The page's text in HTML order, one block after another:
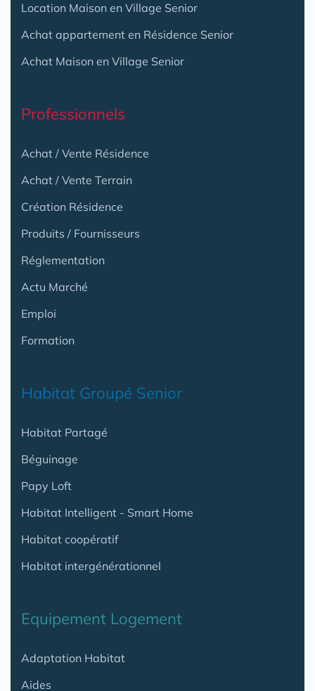
Location Maison en Village Senior
Achat appartement en Résidence Senior
Achat Maison en Village Senior
Professionnels
Achat / Vente Résidence
Achat / Vente Terrain
Création Résidence
Produits / Fournisseurs
Réglementation
Actu Marché
Emploi
Formation
Habitat Groupé Senior
Habitat Partagé
Béguinage
Papy Loft
Habitat Intelligent - Smart Home
Habitat coopératif
Habitat intergénérationnel
Equipement Logement
Adaptation Habitat
Aides